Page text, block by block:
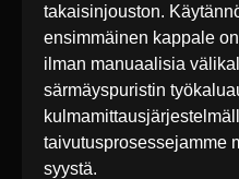
takaisinjouston.
ensimmäinen kappale
ilman manuaalisia
särmäyspuristin
taivutusprosessejamme
syystä.